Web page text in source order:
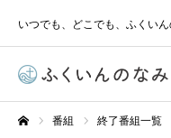
いつでも、どこでも、ふくい
番組 終了番組一覧